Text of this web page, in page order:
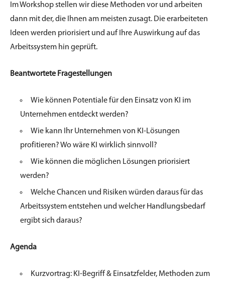
Im Workshop stellen wir diese Methoden vor und arbeiten
dann mit der, die Ihnen am meisten zusagt. Die erarbeiteten
Ideen werden priorisiert und auf Ihre Auswirkung auf das
Arbeitssystem hin geprüft.
Beantwortete Fragestellungen
Wie können Potentiale für den Einsatz von KI im
Unternehmen entdeckt werden?
Wie kann Ihr Unternehmen von KI-Lösungen
profitieren? Wo wäre KI wirklich sinnvoll?
Wie können die möglichen Lösungen priorisiert
werden?
Welche Chancen und Risiken würden daraus für das
Arbeitssystem entstehen und welcher Handlungsbedarf
ergibt sich daraus?
Agenda
Kurzvortrag: KI-Begriff & Einsatzfelder, Methoden zum